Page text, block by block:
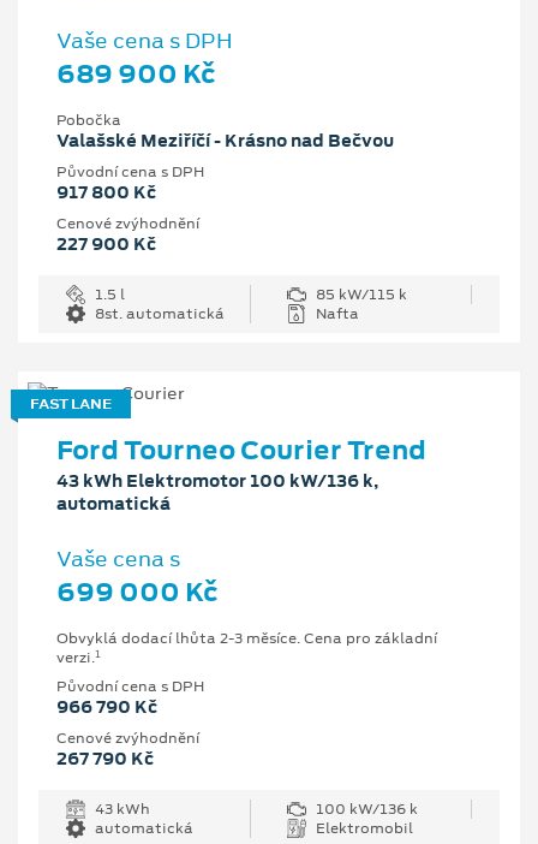
Vaše cena s DPH
689 900 Kč
Pobočka
Valašské Meziříčí - Krásno nad Bečvou
Původní cena s DPH
917 800 Kč
Cenové zvýhodnění
227 900 Kč
1.5 l
85 kW/115 k
8st. automatická
Nafta
FAST LANE
Ford Tourneo Courier Trend
43 kWh Elektromotor 100 kW/136 k,
automatická
Vaše cena s
699 000 Kč
Obvyklá dodací lhůta 2-3 měsíce. Cena pro základní
verzi.1
Původní cena s DPH
966 790 Kč
Cenové zvýhodnění
267 790 Kč
43 kWh
100 kW/136 k
automatická
Elektromobil